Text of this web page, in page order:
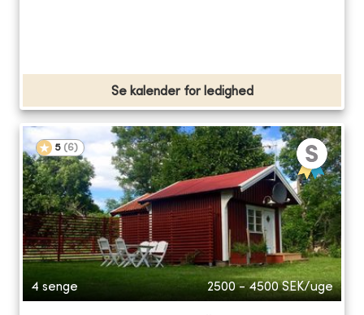
Se kalender for ledighed
5 (6)
4 senge 2500 - 4500 SEK/uge